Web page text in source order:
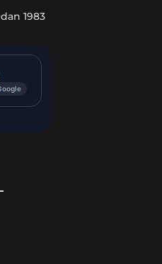
1983